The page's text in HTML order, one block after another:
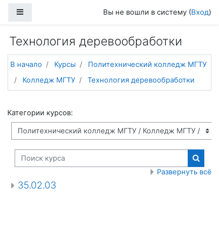
Вы не вошли в систему (Вход)
Технология деревообработки
В начало Курсы
Политехнический колледж МГТУ
Колледж МГТУ
Технология деревообработки
Категории курсов:
Поиск курса
Поиск
Развернуть всё
35.02.03